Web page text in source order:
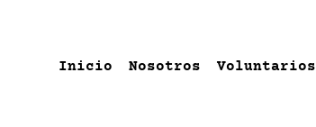
Inicio Nosotros Voluntarios